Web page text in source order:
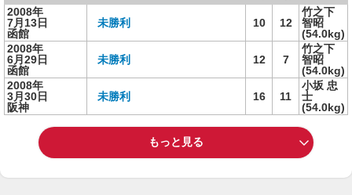
2008年
7月13日
函館
未勝利 10 12
竹之下
智昭
(54.0kg)
2008年
6月29日
函館
未勝利 12 7
竹之下
智昭
(54.0kg)
2008年
3月30日
阪神
未勝利 16 11
小坂 忠
士
(54.0kg)
もっと見る